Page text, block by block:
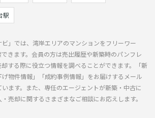
駅
ビ」では、湾岸エリアのマンションをフリーワー
きます。会員の方は売出履歴や新築時のパンフレ
する際に役立つ情報を調べることができます。「新
物件情報」「成約事例情報」をお届けするメール
ます。また、専任のエージェントが新築・中古に
売却に関するさまざまなご相談にお応えします。